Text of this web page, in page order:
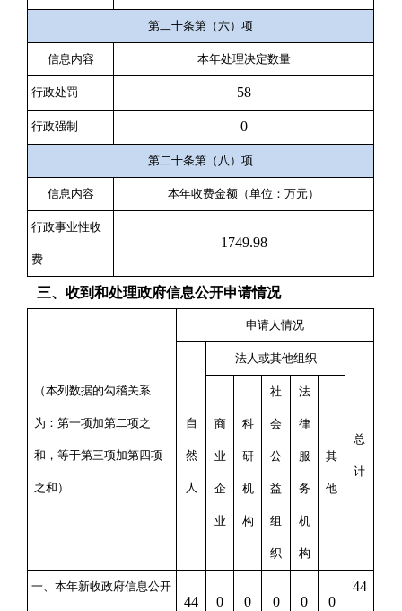
第二十条第（六）项
信息内容 本年处理决定数量
行政处罚 58
行政强制 0
第二十条第（八）项
信息内容 本年收费金额（单位：万元）
行政事业性收
费
1749.98
三、收到和处理政府信息公开申请情况
（本列数据的勾稽关系
为：第一项加第二项之
和，等于第三项加第四项
之和）
申请人情况
自
然
人
法人或其他组织
总
计
商
业
企
业
科
研
机
构
社
会
公
益
组
织
法
律
服
务
机
构
其
他
一、本年新收政府信息公开
44 0 0 0 0 0
44